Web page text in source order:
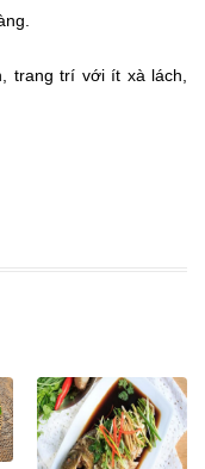
trang trí với ít xà lách,